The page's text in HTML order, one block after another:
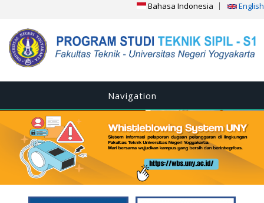
Bahasa Indonesia English
Navigation